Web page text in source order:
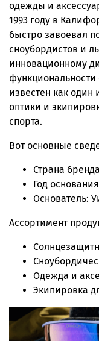
одежды и
1993 году в
быстро завоевал
сноубордистов и
инновационному
функциональности
известен как один
оптики и
спорта.
Вот основные
Страна
Год
Основатель:
Ассортимент
Одежда и
Экипировка